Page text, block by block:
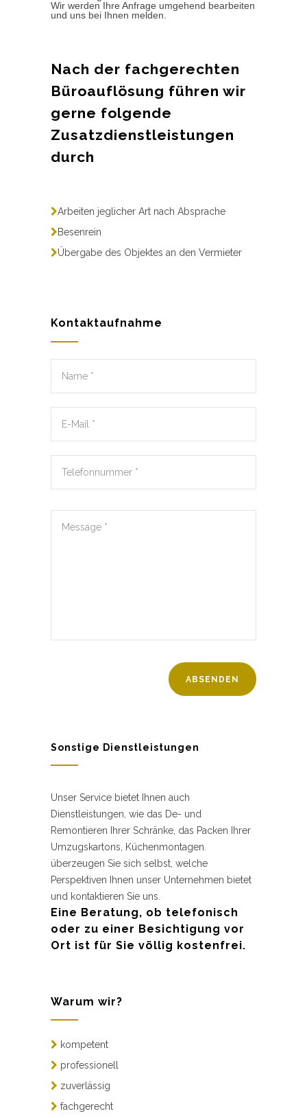
Wir werden Ihre Anfrage umgehend bearbeiten
und uns bei Ihnen melden.
Nach der fachgerechten
Büroauflösung führen wir
gerne folgende
Zusatzdienstleistungen
durch
Arbeiten jeglicher Art nach Absprache
Besenrein
Übergabe des Objektes an den Vermieter
Kontaktaufnahme
Sonstige Dienstleistungen
Unser Service bietet Ihnen auch
Dienstleistungen, wie das De- und
Remontieren Ihrer Schränke, das Packen Ihrer
Umzugskartons, Küchenmontagen.
überzeugen Sie sich selbst, welche
Perspektiven Ihnen unser Unternehmen bietet
und kontaktieren Sie uns.
Eine Beratung, ob telefonisch
oder zu einer Besichtigung vor
Ort ist für Sie völlig kostenfrei.
Warum wir?
kompetent
professionell
zuverlässig
fachgerecht